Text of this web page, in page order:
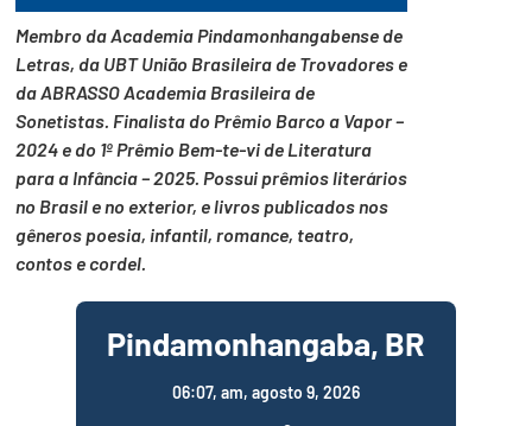
Membro da Academia Pindamonhangabense de
Letras, da UBT União Brasileira de Trovadores e
da ABRASSO Academia Brasileira de
Sonetistas. Finalista do Prêmio Barco a Vapor –
2024 e do 1º Prêmio Bem-te-vi de Literatura
para a Infância – 2025. Possui prêmios literários
no Brasil e no exterior, e livros publicados nos
gêneros poesia, infantil, romance, teatro,
contos e cordel.
Pindamonhangaba, BR
06:07, am, agosto 9, 2026